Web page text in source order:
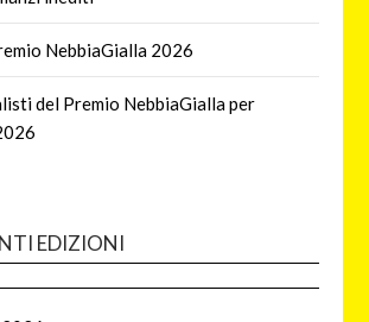
NebbiaGialla 2026
del Premio NebbiaGialla per
EDIZIONI